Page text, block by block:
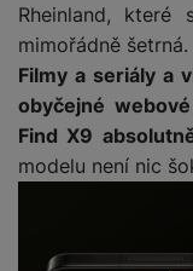
Rheinland, které
mimořádně šetrná.
Filmy a seriály a
obyčejné
Find X9
modelu není nic